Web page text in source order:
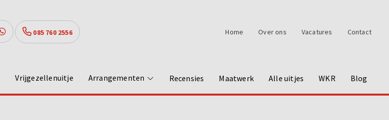
085 760 2556 Home Over ons Vacatures Contact
Vrijgezellenuitje Arrangementen Recensies Maatwerk Alle uitjes WKR Blog